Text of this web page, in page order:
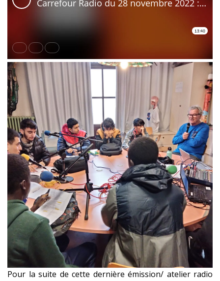
Pour la suite de cette dernière émission/ atelier radio